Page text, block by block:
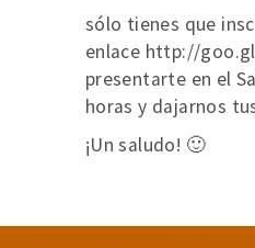
sólo tienes que
enlace http://
presentarte en el
horas y dajarnos
¡Un saludo! 🙂